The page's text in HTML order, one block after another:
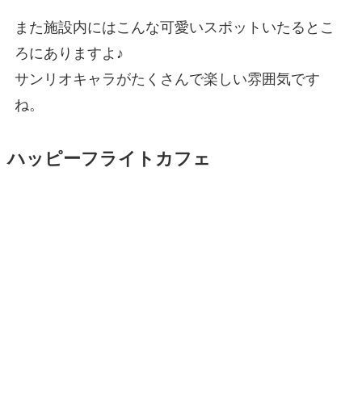
また施設内にはこんな可愛いスポットいたるとこ
ろにありますよ♪
サンリオキャラがたくさんで楽しい雰囲気です
ね。
ハッピーフライトカフェ